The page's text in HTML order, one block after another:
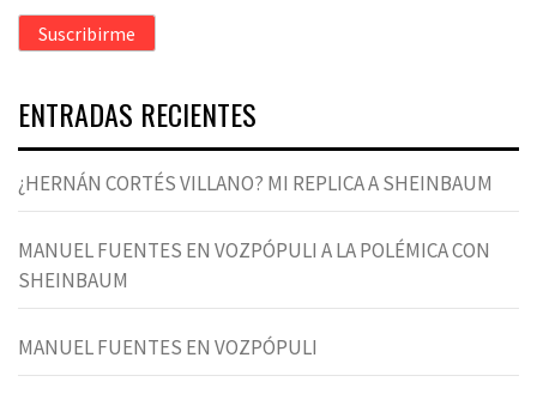
correo
electrónico
Suscribirme
ENTRADAS RECIENTES
¿HERNÁN CORTÉS VILLANO? MI REPLICA A SHEINBAUM
MANUEL FUENTES EN VOZPÓPULI A LA POLÉMICA CON
SHEINBAUM
MANUEL FUENTES EN VOZPÓPULI